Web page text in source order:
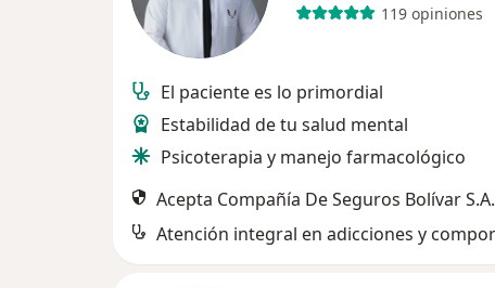
119 opiniones
El paciente es lo primordial
Estabilidad de tu salud mental
Psicoterapia y manejo farmacológico
Acepta Compañía De Seguros Bolívar S.A.